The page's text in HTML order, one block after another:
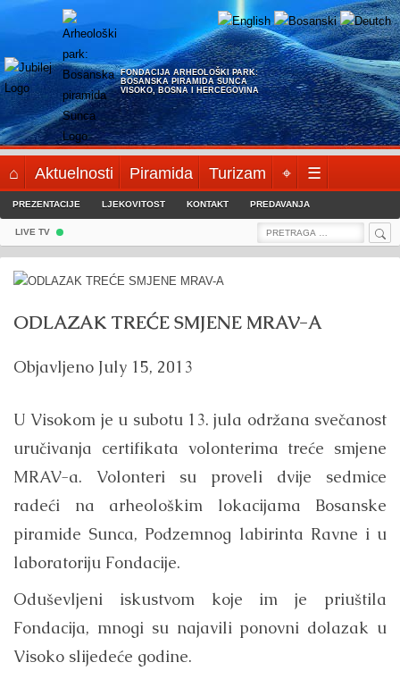
FONDACIJA ARHEOLOŠKI PARK:
BOSANSKA PIRAMIDA SUNCA
VISOKO, BOSNA I HERCEGOVINA
⌂ Aktuelnosti Piramida Turizam ⌖ ☰
PREZENTACIJE LJEKOVITOST KONTAKT PREDAVANJA
LIVE TV
Search
ODLAZAK TREĆE SMJENE MRAV-A
Objavljeno July 15, 2013
U Visokom je u subotu 13. jula održana svečanost
uručivanja certifikata volonterima treće smjene
MRAV-a. Volonteri su proveli dvije sedmice
radeći na arheološkim lokacijama Bosanske
piramide Sunca, Podzemnog labirinta Ravne i u
laboratoriju Fondacije.
Oduševljeni iskustvom koje im je priuštila
Fondacija, mnogi su najavili ponovni dolazak u
Visoko slijedeće godine.